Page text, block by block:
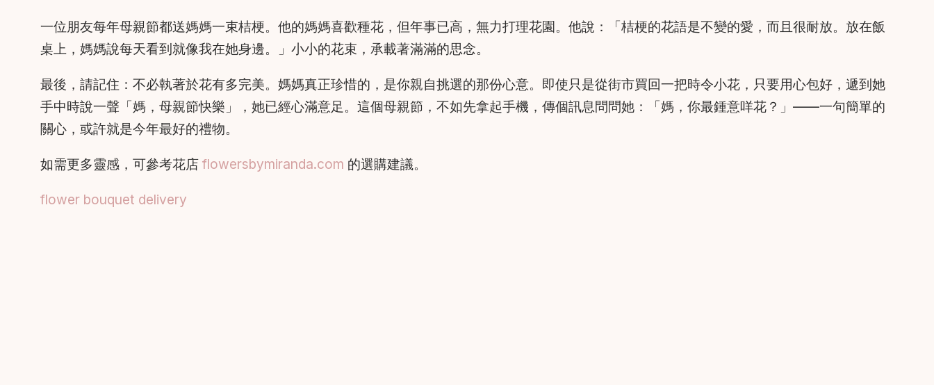
一位朋友每年母親節都送媽媽一束桔梗。他的媽媽喜歡種花，但年事已高，無力打理花園。他說：「桔梗的花語是不變的愛，而且很耐放。放在飯
桌上，媽媽說每天看到就像我在她身邊。」小小的花束，承載著滿滿的思念。
最後，請記住：不必執著於花有多完美。媽媽真正珍惜的，是你親自挑選的那份心意。即使只是從街市買回一把時令小花，只要用心包好，遞到她
手中時說一聲「媽，母親節快樂」，她已經心滿意足。這個母親節，不如先拿起手機，傳個訊息問問她：「媽，你最鍾意咩花？」——一句簡單的
關心，或許就是今年最好的禮物。
如需更多靈感，可參考花店 flowersbymiranda.com 的選購建議。
flower bouquet delivery